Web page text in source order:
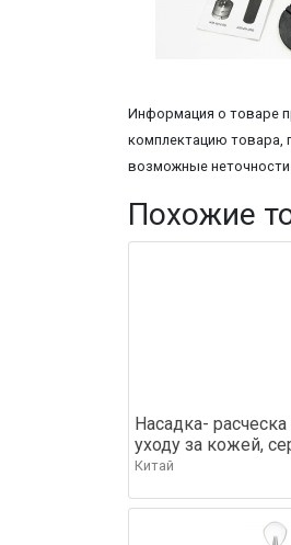
Информация о товаре
комплектацию товара,
возможные неточности
Похожие
Насадка-
уходу за кожей,
Китай